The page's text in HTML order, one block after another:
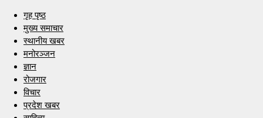
गृह पृष्ठ
मुख्य समाचार
स्थानीय खबर
मनोरञ्जन
ज्ञान
रोजगार
विचार
प्रदेश खबर